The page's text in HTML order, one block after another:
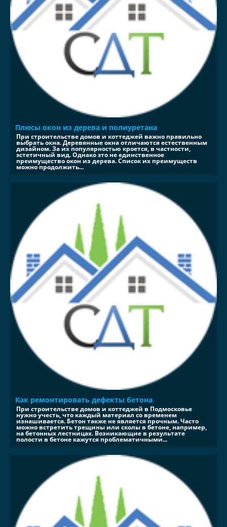
Плюсы окон из дерева и полиуретана
При строительстве домов и коттеджей важно правильно
выбрать окна. Деревянные окна отличаются естественным
дизайном. За их популярностью кроется, в частности,
эстетичный вид. Однако это не единственное
преимущество окон из дерева. Список их преимуществ
можно продолжить...
Как ремонтировать дефекты бетона
При строительстве домов и коттеджей в Подмосковье
нужно учесть, что каждый материал со временем
изнашивается. Бетон также не является прочным. Часто
можно встретить трещины или сколы в бетоне, например,
на бетонных лестницах. Возникающие в результате
полости в бетоне кажутся проблематичными...